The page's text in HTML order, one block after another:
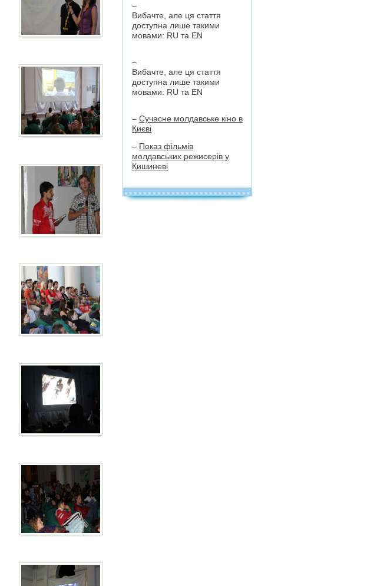
–
Вибачте, але ця стаття
доступна лише такими
мовами: RU та EN
–
Вибачте, але ця стаття
доступна лише такими
мовами: RU та EN
– Сучасне молдавське кіно в
Києві
– Показ фільмів
молдавських режисерів у
Кишиневі